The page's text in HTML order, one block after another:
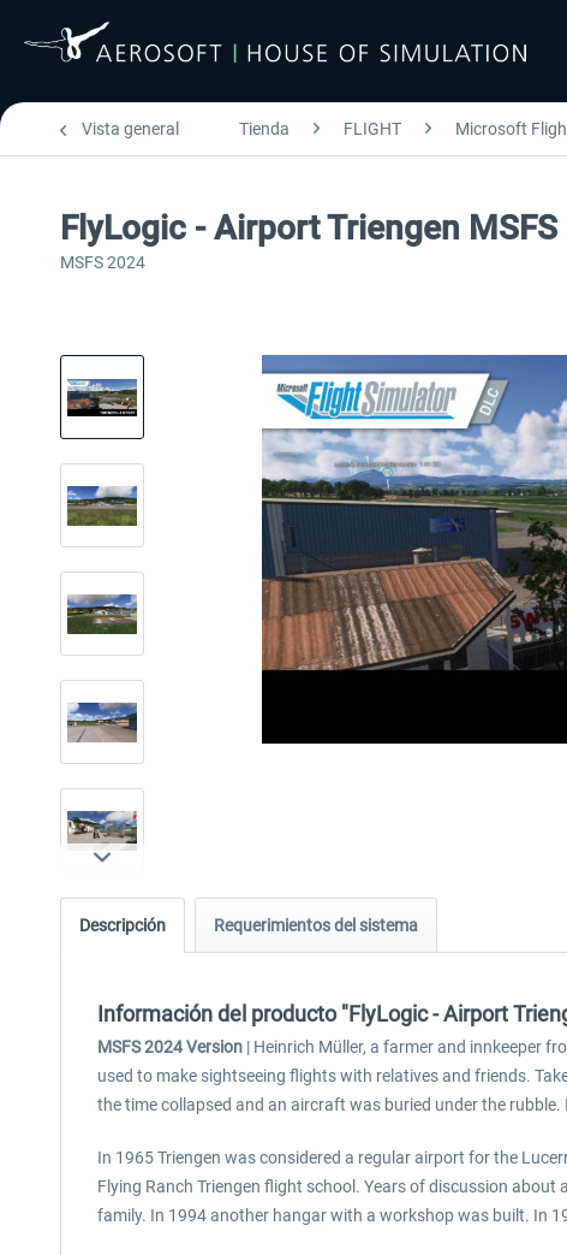
Vista general Tienda FLIGHT Microsoft
FlyLogic - Airport Triengen
MSFS 2024
Descripción Requerimientos del sistema
Información del producto "FlyLogic - Airport
MSFS 2024 Version | Heinrich Müller, a farmer and innkeeper
used to make sightseeing flights with relatives and friends.
the time collapsed and an aircraft was buried under the
In 1965 Triengen was considered a regular airport for the
Flying Ranch Triengen flight school. Years of discussion
family. In 1994 another hangar with a workshop was built. In